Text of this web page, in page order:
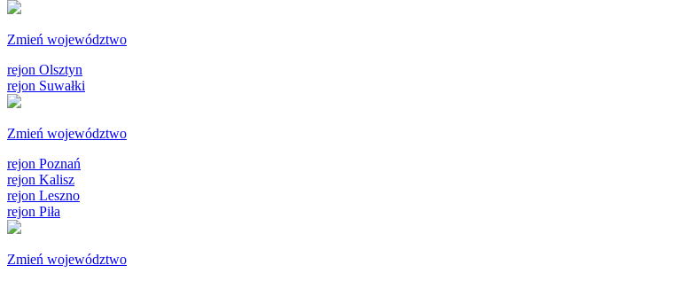
Zmień województwo
rejon Olsztyn
rejon Suwałki
Zmień województwo
rejon Poznań
rejon Kalisz
rejon Leszno
rejon Piła
Zmień województwo